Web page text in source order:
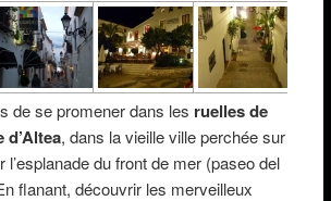
de se promener dans les ruelles de
, dans la vieille ville perchée sur
l’esplanade du front de mer (paseo del
flanant, découvrir les merveilleux